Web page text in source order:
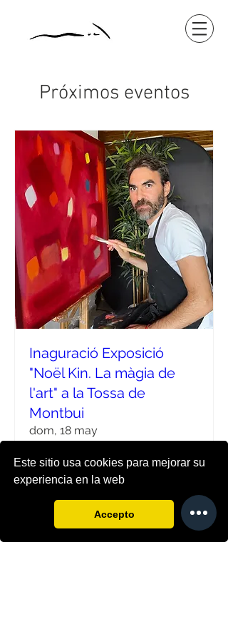
Este sitio usa cookies para mejorar su
experiencia en la web
Accepto
Próximos eventos
Inaguració Exposició
"Noël Kin. La màgia de
l'art" a la Tossa de
Montbui
dom, 18 may
Leer más
Detalles